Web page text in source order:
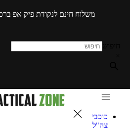
משלוח חינם לנקודת פיק אפ ברכישה
כוכבי
צה"ל